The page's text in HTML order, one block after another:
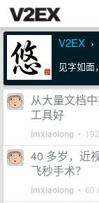
V2EX ›
见字如面
从大量文档
工具好
imxiaolong •
40 多岁，近
飞秒手术？
imxiaolong • 60